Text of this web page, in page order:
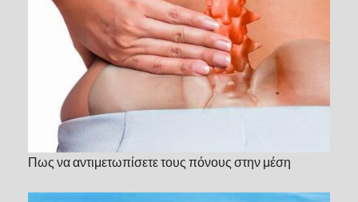
Πως να αντιμετωπίσετε τους πόνους στην μέση